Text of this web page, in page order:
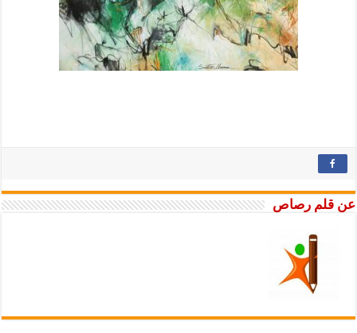
رصاص